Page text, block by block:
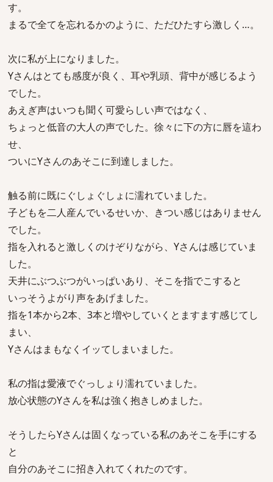
す。
まるで全てを忘れるかのように、ただひたすら激しく…。
次に私が上になりました。
Yさんはとても感度が良く、耳や乳頭、背中が感じるよう
でした。
あえぎ声はいつも聞く可愛らしい声ではなく、
ちょっと低音の大人の声でした。徐々に下の方に唇を這わ
せ、
ついにYさんのあそこに到達しました。
触る前に既にぐしょぐしょに濡れていました。
子どもを二人産んでいるせいか、きつい感じはありません
でした。
指を入れると激しくのけぞりながら、Yさんは感じていま
した。
天井にぶつぶつがいっぱいあり、そこを指でこすると
いっそうよがり声をあげました。
指を1本から2本、3本と増やしていくとますます感じてし
まい、
Yさんはまもなくイッてしまいました。
私の指は愛液でぐっしょり濡れていました。
放心状態のYさんを私は強く抱きしめました。
そうしたらYさんは固くなっている私のあそこを手にする
と
自分のあそこに招き入れてくれたのです。